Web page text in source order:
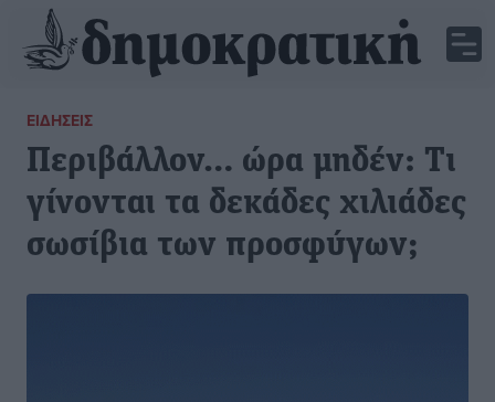
ΕΙΔΉΣΕΙΣ
Περιβάλλον… ώρα μηδέν: Τι
γίνονται τα δεκάδες χιλιάδες
σωσίβια των προσφύγων;